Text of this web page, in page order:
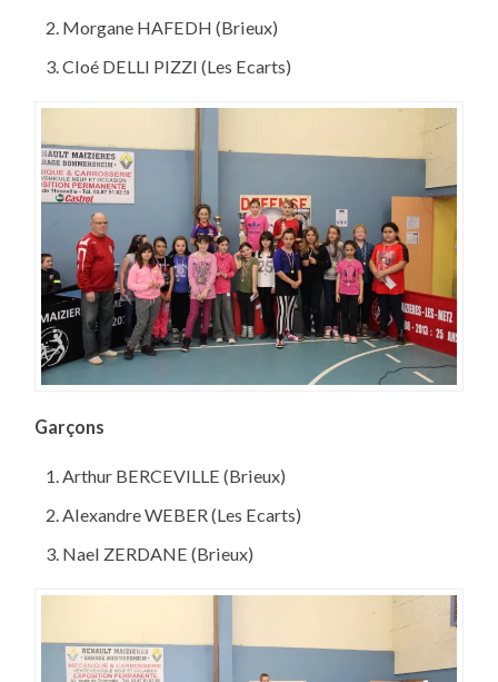
Morgane HAFEDH (Brieux)
Cloé DELLI PIZZI (Les Ecarts)
Garçons
Arthur BERCEVILLE (Brieux)
Alexandre WEBER (Les Ecarts)
Nael ZERDANE (Brieux)